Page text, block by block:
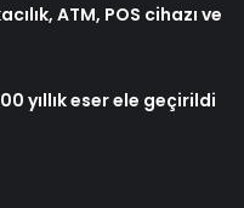
ATM, POS cihazı ve
yıllık eser ele geçirildi